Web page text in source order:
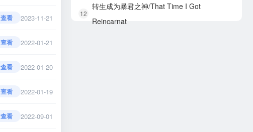
查看 2023-11-21
查看 2022-01-21
查看 2022-01-20
查看 2022-01-19
查看 2022-09-01
12
转生成为暴君之神/That Time I Got
Reincarnat